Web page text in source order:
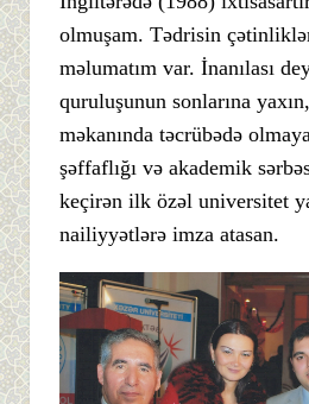
olmuşam. Tədrisin
məlumatım var. İnanılası
quruluşunun sonlarına
məkanında təcrübədə
şəffaflığı və akademik
keçirən ilk özəl universitet
nailiyyətlərə imza atasan.